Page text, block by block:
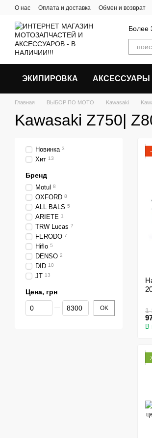
Перейти к основному контенту
О нас Оплата и доставка Обмен и возврат
Более
ЭКИПИРОВКА АКСЕССУАРЫ
Главная ВЫБОР ПО МОТО Kawasaki
Kawasaki Z750|
1
В
Новинка 3
Хит 13
Бренд
Motul 8
OXFORD 8
ALL BALS 5
ARIETE 1
TRW Lucas 7
FERODO 7
Hiflo 5
DENSO 2
DID 10
JT 13
Цена, грн
От Цена, грн
До Цена, грн OK